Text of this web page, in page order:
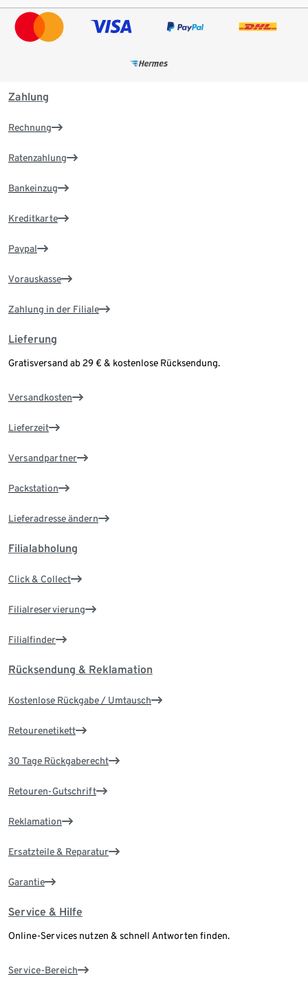
Zahlung
Rechnung
Ratenzahlung
Bankeinzug
Kreditkarte
Paypal
Vorauskasse
Zahlung in der Filiale
Lieferung
Gratisversand ab 29 € & kostenlose Rücksendung.
Versandkosten
Lieferzeit
Versandpartner
Packstation
Lieferadresse ändern
Filialabholung
Click & Collect
Filialreservierung
Filialfinder
Rücksendung & Reklamation
Kostenlose Rückgabe / Umtausch
Retourenetikett
30 Tage Rückgaberecht
Retouren-Gutschrift
Reklamation
Ersatzteile & Reparatur
Garantie
Service & Hilfe
Online-Services nutzen & schnell Antworten finden.
Service-Bereich